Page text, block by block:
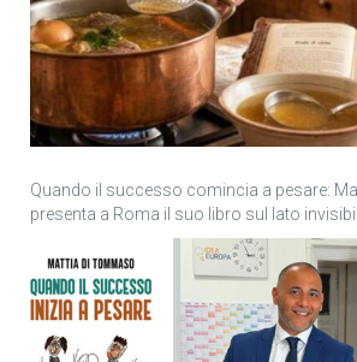
Quando il successo comincia a pesare:
presenta a Roma il suo libro sul lato